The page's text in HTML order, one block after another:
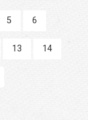
5 6
13 14